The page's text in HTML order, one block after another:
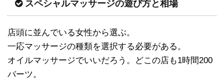
スペシャルマッサージの遊び方と相場
店頭に並んでいる女性から選ぶ。
一応マッサージの種類を選択する必要がある。
オイルマッサージでいいだろう。どこの店も1時間200
バーツ。